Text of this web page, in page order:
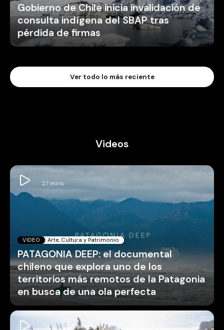
Gobierno de Chile inicia invalidación de
consulta indígena del SBAP tras
pérdida de firmas
Ver todo lo más reciente
Videos
VIDEO Arte, Cultura y Patrimonio
PATAGONIA DEEP: el documental
chileno que explora uno de los
territorios más remotos de la Patagonia
en busca de una ola perfecta